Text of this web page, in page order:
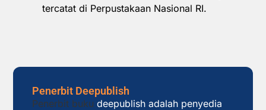
tercatat di Perpustakaan Nasional RI.
Penerbit Deepublish
Penerbit buku deepublish adalah penyedia